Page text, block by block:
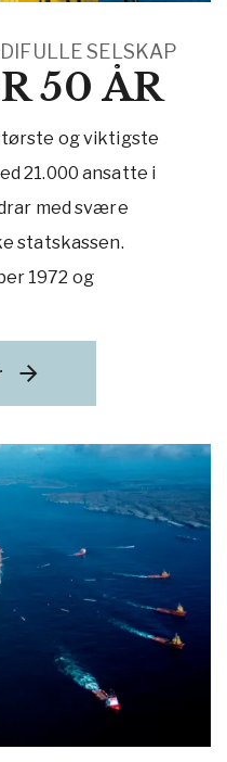
SELSKAP
50 ÅR
og viktigste
21.000 ansatte i
med svære
statskassen.
1972 og